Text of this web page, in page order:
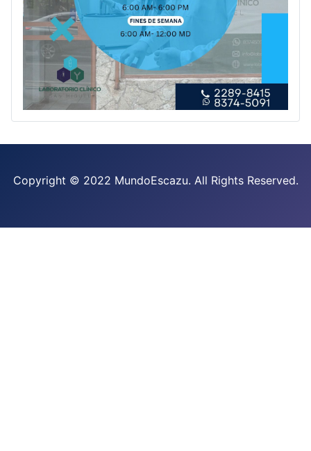
Copyright © 2022 MundoEscazu. All Rights Reserved.